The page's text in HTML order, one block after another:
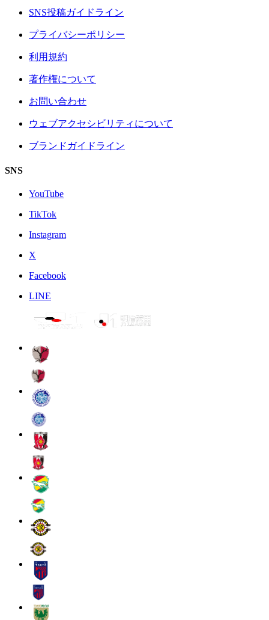
SNS投稿ガイドライン
プライバシーポリシー
利用規約
著作権について
お問い合わせ
ウェブアクセシビリティについて
ブランドガイドライン
SNS
YouTube
TikTok
Instagram
X
Facebook
LINE